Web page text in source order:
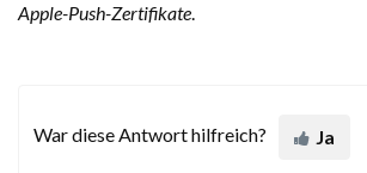
Apple-Push-Zertifikate.
War diese Antwort hilfreich? Ja